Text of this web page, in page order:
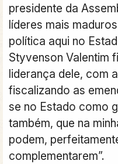
presidente da
líderes mais
política aqui no
Styvenson Valentim
liderança dele, com
fiscalizando as
se no Estado como
também, que na
podem,
complementarem”.